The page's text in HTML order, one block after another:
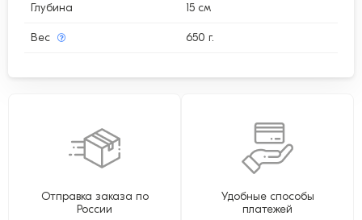
Глубина 15 см
Вес 650 г.
Отправка заказа по
России
Удобные способы
платежей